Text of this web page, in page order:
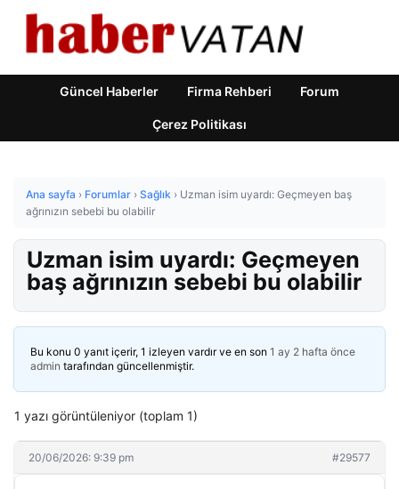
Güncel Haberler Firma Rehberi Forum
Çerez Politikası
Ana sayfa › Forumlar › Sağlık › Uzman isim uyardı: Geçmeyen baş
ağrınızın sebebi bu olabilir
Uzman isim uyardı: Geçmeyen
baş ağrınızın sebebi bu olabilir
Bu konu 0 yanıt içerir, 1 izleyen vardır ve en son 1 ay 2 hafta önce
admin tarafından güncellenmiştir.
1 yazı görüntüleniyor (toplam 1)
20/06/2026: 9:39 pm #29577